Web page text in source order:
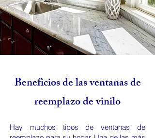
Beneficios de las ventanas de
reemplazo de vinilo
Hay muchos tipos de ventanas de